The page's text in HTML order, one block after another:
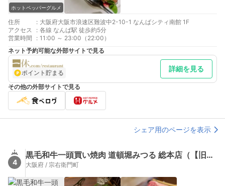
ホットペッパーグルメ
住所 : 大阪府大阪市浪速区難波中2-10-1 なんばシティ南館 1F
アクセス
: 各線 なんば駅 徒歩約5分
営業時間
: 11:00 ～ 23:00（22:00）
ネット予約可能な外部サイトで見る
ポイント貯まる 詳細を見る
その他の外部サイトで見る
シェア用のページを表示
4
黒毛和牛一頭買い焼肉 道頓堀みつる 総本店（【旧店名】黒毛和牛まるごと一頭買い 炭火焼肉 道頓堀みつる 本店）
大阪府 / 宗右衛門町